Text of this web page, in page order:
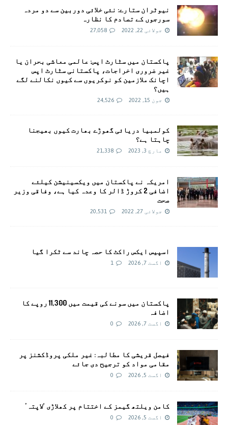
نیوٹران ستارے: نئی خلائی دوربین سے دو مردہ
سورجوں کے تصادم کا نظارہ
جولائی 22, 2022 27,058
پاکستان میں سٹارٹ اپس: عالمی معاشی بحران یا
غیر ضروری اخراجات، پاکستانی سٹارٹ اپس
اچانک ملازمین کو نوکریوں سے کیوں نکالنے لگے
ہیں؟
جون 15, 2022 24,526
کولمبیا دریائی گھوڑے بھارت کیوں بھیجنا
چاہتا ہے؟
مارچ 3, 2023 21,338
امريکہ نے پاکستان میں ویکسینیشن کیلئے
اضافی 2 کروڑ ڈالر کا وعدہ کیا ہے، وفاقی وزیر
صحت
جولائی 27, 2022 20,531
اسپیس ایکس راکٹ کا حصہ چاند سے ٹکرا گیا
اگست 7, 2026 1
پاکستان میں سونے کی قیمت میں 11,300 روپے کا
اضافہ
اگست 7, 2026 0
فیصل قریشی کا مطالبہ: غیر ملکی پروڈکشنز پر
مقامی مواد کو ترجیح دی جائے
اگست 5, 2026 0
کامن ویلتھ گیمز کے اختتام پر کھلاڑی ‘لاپتہ’
اگست 5, 2026 0